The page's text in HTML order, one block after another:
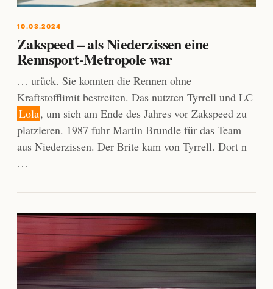
10.03.2024
Zakspeed – als Niederzissen eine
Rennsport-Metropole war
… urück. Sie konnten die Rennen ohne
Kraftstofflimit bestreiten. Das nutzten Tyrrell und LC
Lola, um sich am Ende des Jahres vor Zakspeed zu
platzieren. 1987 fuhr Martin Brundle für das Team
aus Niederzissen. Der Brite kam von Tyrrell. Dort n
…